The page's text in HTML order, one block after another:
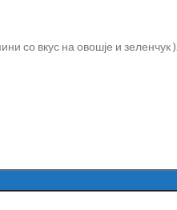
со вкус на овошје и зеленчук ).